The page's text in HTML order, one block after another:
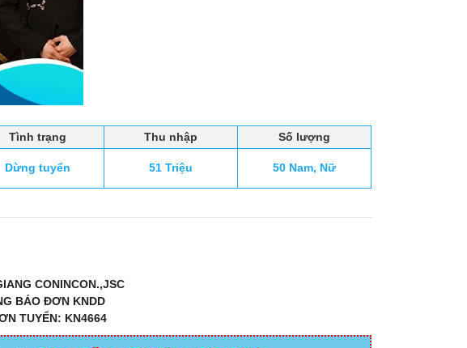
Tình trạng Thu nhập
Số lượng
Dừng tuyển 51 Triệu 50 Nam, Nữ
CONINCON.,JSC
BÁO ĐƠN KNDD
TUYỂN: KN4664